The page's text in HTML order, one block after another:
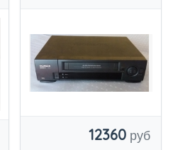
гарантией
12360